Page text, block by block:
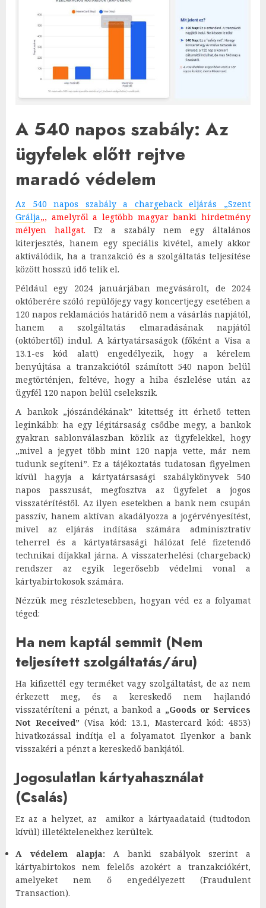
A 540 napos szabály: Az
ügyfelek előtt rejtve
maradó védelem
Az 540 napos szabály a chargeback eljárás „Szent
Grálja„, amelyről a legtöbb magyar banki hirdetmény
mélyen hallgat. Ez a szabály nem egy általános
kiterjesztés, hanem egy speciális kivétel, amely akkor
aktiválódik, ha a tranzakció és a szolgáltatás teljesítése
között hosszú idő telik el.
Például egy 2024 januárjában megvásárolt, de 2024
októberére szóló repülőjegy vagy koncertjegy esetében a
120 napos reklamációs határidő nem a vásárlás napjától,
hanem a szolgáltatás elmaradásának napjától
(októbertől) indul. A kártyatársaságok (főként a Visa a
13.1-es kód alatt) engedélyezik, hogy a kérelem
benyújtása a tranzakciótól számított 540 napon belül
megtörténjen, feltéve, hogy a hiba észlelése után az
ügyfél 120 napon belül cselekszik.
A bankok „jószándékának” kitettség itt érhető tetten
leginkább: ha egy légitársaság csődbe megy, a bankok
gyakran sablonválaszban közlik az ügyfelekkel, hogy
„mivel a jegyet több mint 120 napja vette, már nem
tudunk segíteni”. Ez a tájékoztatás tudatosan figyelmen
kívül hagyja a kártyatársasági szabálykönyvek 540
napos passzusát, megfosztva az ügyfelet a jogos
visszatérítéstől. Az ilyen esetekben a bank nem csupán
passzív, hanem aktívan akadályozza a jogérvényesítést,
mivel az eljárás indítása számára adminisztratív
teherrel és a kártyatársasági hálózat felé fizetendő
technikai díjakkal járna. A visszaterhelési (chargeback)
rendszer az egyik legerősebb védelmi vonal a
kártyabirtokosok számára.
Nézzük meg részletesebben, hogyan véd ez a folyamat
téged:
Ha nem kaptál semmit (Nem
teljesített szolgáltatás/áru)
Ha kifizettél egy terméket vagy szolgáltatást, de az nem
érkezett meg, és a kereskedő nem hajlandó
visszatéríteni a pénzt, a bankod a „Goods or Services
Not Received”(Visa kód: 13.1, Mastercard kód: 4853)
hivatkozással indítja el a folyamatot. Ilyenkor a bank
visszakéri a pénzt a kereskedő bankjától.
Jogosulatlan kártyahasználat
(Csalás)
Ez az a helyzet, az amikor a kártyaadataid (tudtodon
kívül) illetéktelenekhez kerültek.
A védelem alapja: A banki szabályok szerint a
kártyabirtokos nem felelős azokért a tranzakciókért,
amelyeket nem ő engedélyezett (Fraudulent
Transaction).